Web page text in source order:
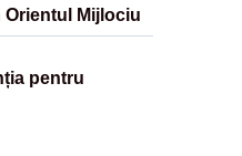
Mijlociu
pentru